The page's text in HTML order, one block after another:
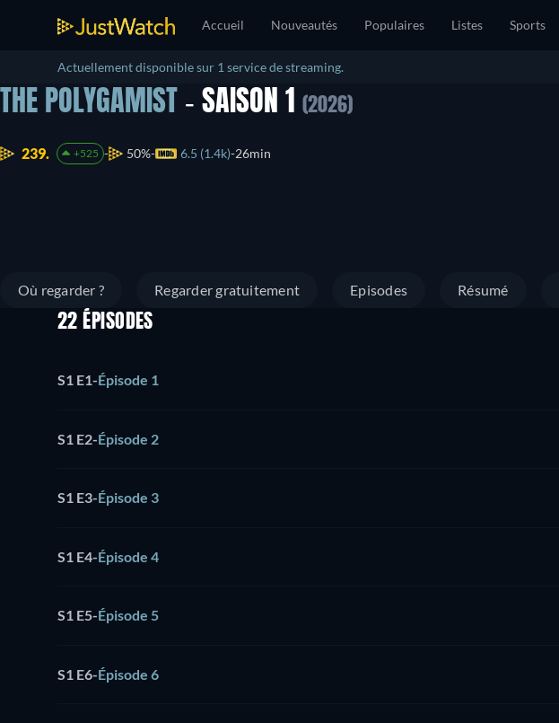
Accueil Nouveautés Populaires Listes Sports
Actuellement disponible sur 1 service de streaming.
THE POLYGAMIST - SAISON 1 (2026)
239. +525 50% 6.5 (1.4k) 26min
Où regarder ? Regarder gratuitement Episodes Résumé
22 ÉPISODES
S1 E1-Épisode 1
S1 E2-Épisode 2
S1 E3-Épisode 3
S1 E4-Épisode 4
S1 E5-Épisode 5
S1 E6-Épisode 6